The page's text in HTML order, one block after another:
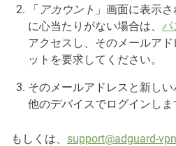
「 アカウント 」画面に表示
に心当たりがない場合は、 パ
アクセスし、そのメールア
ットを要求してください。
そのメールアドレスと新しい
他のデバイスでログインしま
もしくは、 support@adguard-